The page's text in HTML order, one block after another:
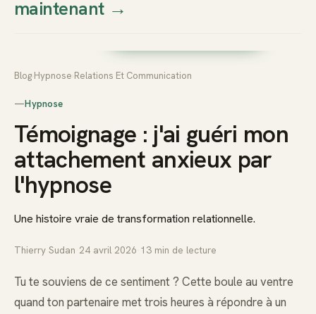
Thierry
Prendre rendez-vous dès
maintenant→
Blog Hypnose Relations Et Communication
—Hypnose
Témoignage : j'ai guéri mon
attachement anxieux par
l'hypnose
Une histoire vraie de transformation relationnelle.
Thierry Sudan 24 avril 2026 13 min de lecture
Tu te souviens de ce sentiment ? Cette boule au ventre
quand ton partenaire met trois heures à répondre à un